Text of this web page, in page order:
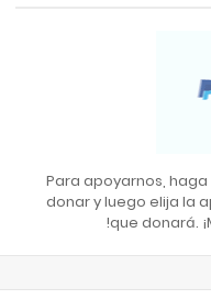
Para apoyarnos,
donar y luego elija la
que donará.